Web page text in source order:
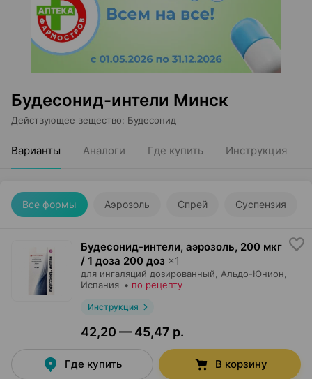
Будесонид-интели Минск
Действующее вещество: Будесонид
Варианты Аналоги Где купить Инструкция
Все формы Аэрозоль Спрей Суспензия
Будесонид-интели, аэрозоль, 200 мкг
/ 1 доза 200 доз ×1
для ингаляций дозированный, Альдо-Юнион
Испания • по рецепту
Инструкция
42,20 — 45,47 р.
Где купить В корзину